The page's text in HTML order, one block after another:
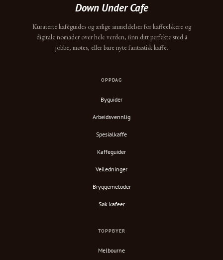
Down Under Cafe
Kuraterte kaféguides og ærlige anmeldelser for kaffeelskere og
digitale nomader over hele verden, finn ditt perfekte sted å
jobbe, møtes, eller bare nyte fantastisk kaffe.
OPPDAG
Byguider
Arbeidsvennlig
Spesialkaffe
Kaffeguider
Veiledninger
Bryggemetoder
Søk kafeer
TOPPBYER
Melbourne